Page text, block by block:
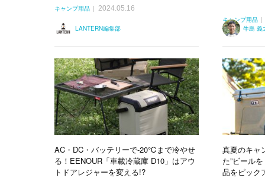
キャンプ用品 2024.05.16
LANTERN編集部
キャンプ用品
牛島 義
AC・DC・バッテリーで-20℃まで冷やせ
る！EENOUR「車載冷蔵庫 D10」はアウ
トドアレジャーを変える!?
真夏のキャ
た”ビール
品をピック